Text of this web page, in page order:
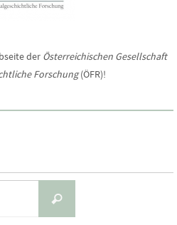
der Österreichischen Gesellschaft
Forschung(ÖFR)!
Search